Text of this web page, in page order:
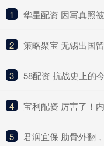
1 华星配资 因写真照被媒体
2 策略聚宝 无锡出国
3 ​58配资 抗战史上的
4 宝利配资 厉害了！
5 君润宜保 肋骨外翻，瘦